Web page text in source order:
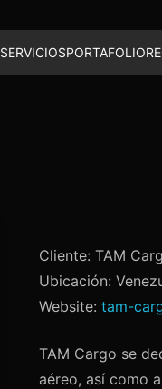
SERVICIOSPORTAFOLIO
Cliente: TAM
Ubicación:
Website: tam-
TAM Cargo se
aéreo, así como